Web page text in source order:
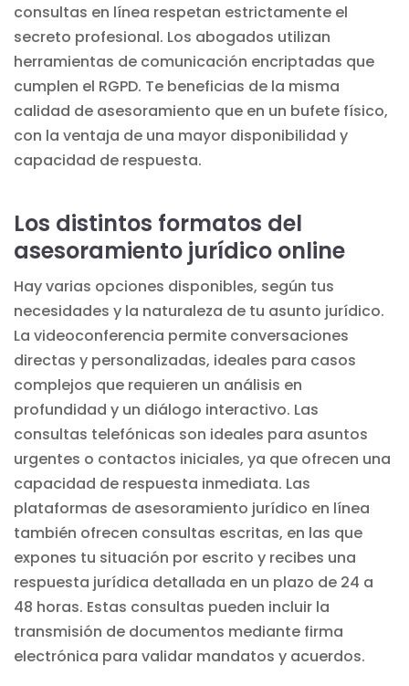
consultas en línea respetan estrictamente el
secreto profesional. Los abogados utilizan
herramientas de comunicación encriptadas que
cumplen el RGPD. Te beneficias de la misma
calidad de asesoramiento que en un bufete físico,
con la ventaja de una mayor disponibilidad y
capacidad de respuesta.
Los distintos formatos del
asesoramiento jurídico online
Hay varias opciones disponibles, según tus
necesidades y la naturaleza de tu asunto jurídico.
La videoconferencia permite conversaciones
directas y personalizadas, ideales para casos
complejos que requieren un análisis en
profundidad y un diálogo interactivo. Las
consultas telefónicas son ideales para asuntos
urgentes o contactos iniciales, ya que ofrecen una
capacidad de respuesta inmediata. Las
plataformas de asesoramiento jurídico en línea
también ofrecen consultas escritas, en las que
expones tu situación por escrito y recibes una
respuesta jurídica detallada en un plazo de 24 a
48 horas. Estas consultas pueden incluir la
transmisión de documentos mediante firma
electrónica para validar mandatos y acuerdos.